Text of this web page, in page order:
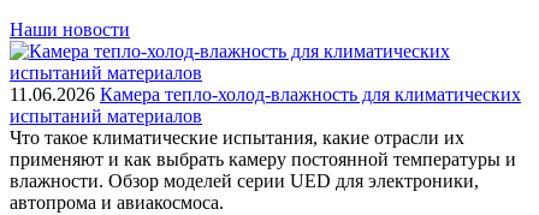
Наши новости
11.06.2026 Камера тепло-холод-влажность для климатических
испытаний материалов
Что такое климатические испытания, какие отрасли их
применяют и как выбрать камеру постоянной температуры и
влажности. Обзор моделей серии UED для электроники,
автопрома и авиакосмоса.